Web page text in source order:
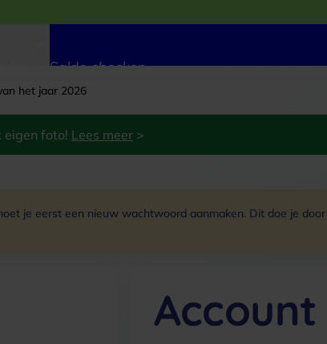
Saldo checken
het jaar 2026
foto! Lees meer >
je eerst een nieuw wachtwoord aanmaken. Dit doe je